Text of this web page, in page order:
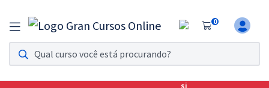
0
Assinatura Ilimitada 11
Acesso a todos os cursos. Teste grátis por 7 dias!